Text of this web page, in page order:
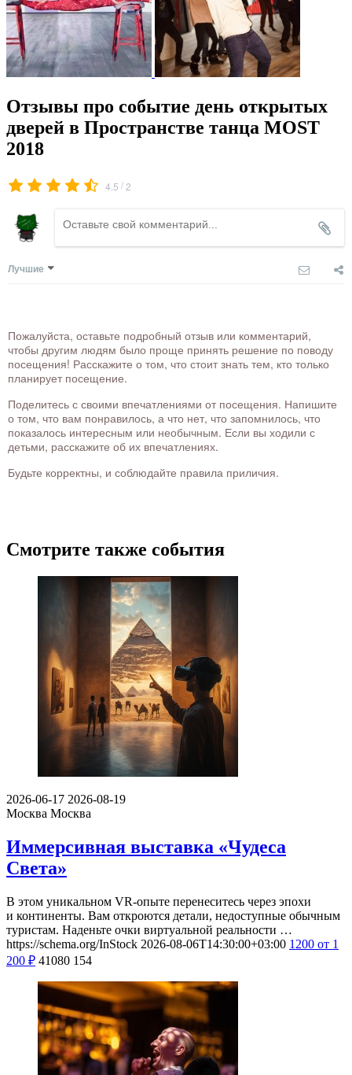
Отзывы про событие день открытых
дверей в Пространстве танца MOST
2018
4.5 /2
Лучшие
Пожалуйста, оставьте подробный отзыв или комментарий,
чтобы другим людям было проще принять решение по поводу
посещения! Расскажите о том, что стоит знать тем, кто только
планирует посещение.
Поделитесь с своими впечатлениями от посещения. Напишите
о том, что вам понравилось, а что нет, что запомнилось, что
показалось интересным или необычным. Если вы ходили с
детьми, расскажите об их впечатлениях.
Будьте корректны, и соблюдайте правила приличия.
Смотрите также события
2026-06-17 2026-08-19
Москва Москва
Иммерсивная выставка «Чудеса
Света»
В этом уникальном VR-опыте перенеситесь через эпохи
и континенты. Вам откроются детали, недоступные обычным
туристам. Наденьте очки виртуальной реальности …
https://schema.org/InStock 2026-08-06T14:30:00+03:00 1200 от 1
200 ₽ 41080 154